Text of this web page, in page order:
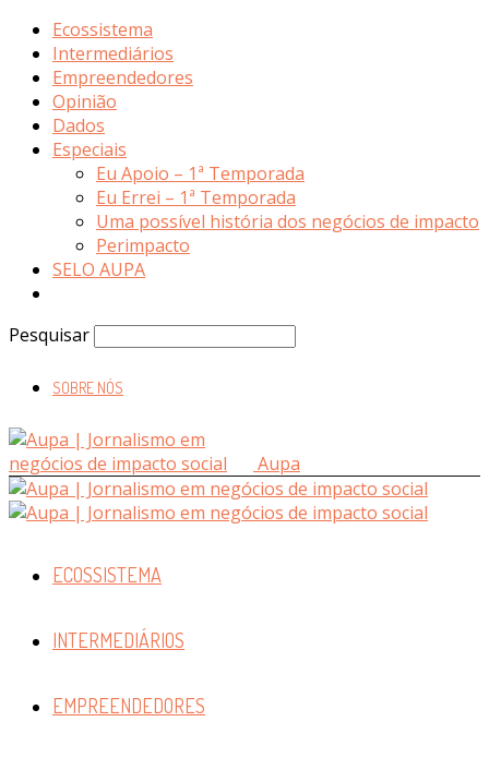
Ecossistema
Intermediários
Empreendedores
Opinião
Dados
Especiais
Eu Apoio – 1ª Temporada
Eu Errei – 1ª Temporada
Uma possível história dos negócios de impacto
Perimpacto
SELO AUPA
Pesquisar
SOBRE NÓS
Aupa
ECOSSISTEMA
INTERMEDIÁRIOS
EMPREENDEDORES